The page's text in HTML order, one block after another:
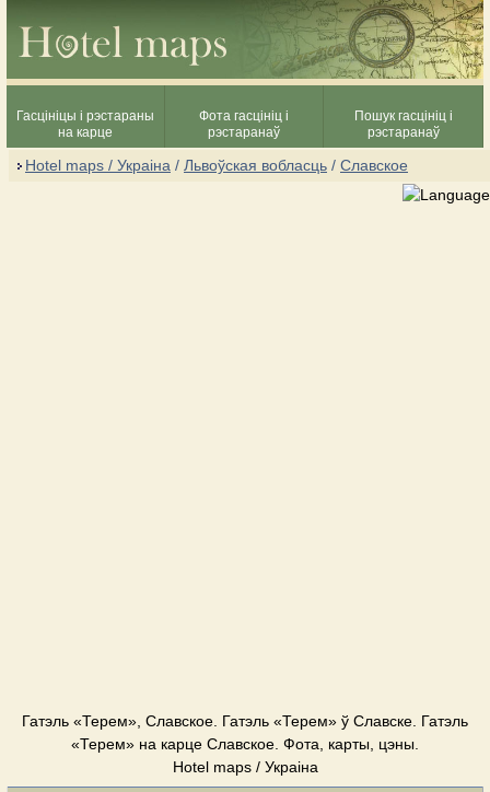
Гасцініцы і рэстараны
на карце
Фота гасцініц і
рэстаранаў
Пошук гасцініц і
рэстаранаў
Hotel maps / Украіна / Львоўская вобласць / Славское
Гатэль «Терем», Славское. Гатэль «Терем» ў Славске. Гатэль
«Терем» на карце Славское. Фота, карты, цэны.
Hotel maps / Украіна